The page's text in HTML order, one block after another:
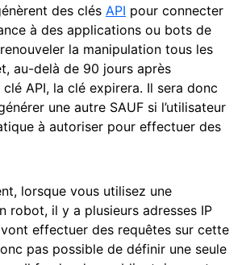
des clés API pour connecter
à des applications ou bots de
la manipulation tous les
au-delà de 90 jours après
API, la clé expirera. Il sera donc
une autre SAUF si l’utilisateur
à autoriser pour effectuer des
lorsque vous utilisez une
robot, il y a plusieurs adresses IP
effectuer des requêtes sur cette
pas possible de définir une seule